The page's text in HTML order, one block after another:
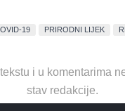
19 PRIRODNI LIJEK
i u komentarima
stav redakcije.